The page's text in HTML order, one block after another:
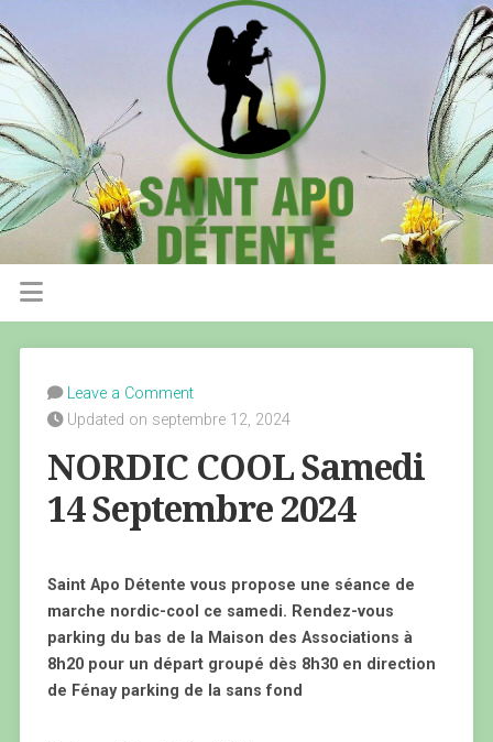
Leave a Comment
Updated on septembre 12, 2024
NORDIC COOL Samedi
14 Septembre 2024
Saint Apo Détente vous propose une séance de
marche nordic-cool ce samedi. Rendez-vous
parking du bas de la Maison des Associations à
8h20 pour un départ groupé dès 8h30 en direction
de Fénay parking de la sans fond